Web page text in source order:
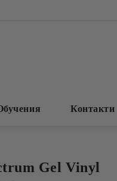
Контакти
Gel Vinyl